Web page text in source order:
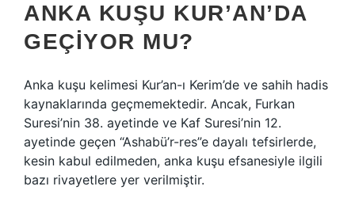
ANKA KUŞU KUR’AN’DA
GEÇIYOR MU?
Anka kuşu kelimesi Kur’an-ı Kerim’de ve sahih hadis
kaynaklarında geçmemektedir. Ancak, Furkan
Suresi’nin 38. ayetinde ve Kaf Suresi’nin 12.
ayetinde geçen “Ashabü’r-res”e dayalı tefsirlerde,
kesin kabul edilmeden, anka kuşu efsanesiyle ilgili
bazı rivayetlere yer verilmiştir.